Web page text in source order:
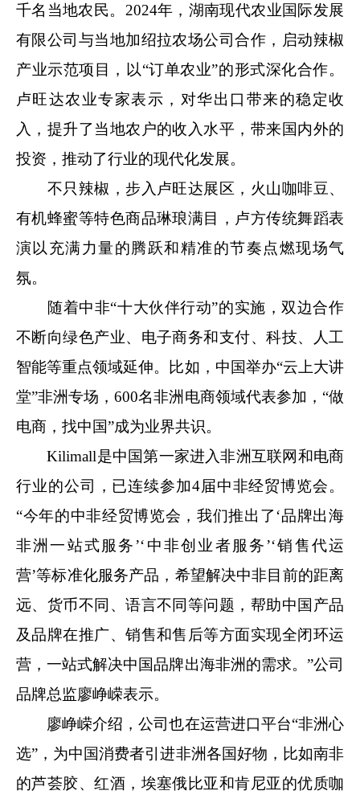
千名当地农民。2024年，湖南现代农业国际发展
有限公司与当地加绍拉农场公司合作，启动辣椒
产业示范项目，以“订单农业”的形式深化合作。
卢旺达农业专家表示，对华出口带来的稳定收
入，提升了当地农户的收入水平，带来国内外的
投资，推动了行业的现代化发展。
不只辣椒，步入卢旺达展区，火山咖啡豆、
有机蜂蜜等特色商品琳琅满目，卢方传统舞蹈表
演以充满力量的腾跃和精准的节奏点燃现场气
氛。
随着中非“十大伙伴行动”的实施，双边合作
不断向绿色产业、电子商务和支付、科技、人工
智能等重点领域延伸。比如，中国举办“云上大讲
堂”非洲专场，600名非洲电商领域代表参加，“做
电商，找中国”成为业界共识。
Kilimall是中国第一家进入非洲互联网和电商
行业的公司，已连续参加4届中非经贸博览会。
“今年的中非经贸博览会，我们推出了‘品牌出海
非洲一站式服务’‘中非创业者服务’‘销售代运
营’等标准化服务产品，希望解决中非目前的距离
远、货币不同、语言不同等问题，帮助中国产品
及品牌在推广、销售和售后等方面实现全闭环运
营，一站式解决中国品牌出海非洲的需求。”公司
品牌总监廖峥嵘表示。
廖峥嵘介绍，公司也在运营进口平台“非洲心
选”，为中国消费者引进非洲各国好物，比如南非
的芦荟胶、红酒，埃塞俄比亚和肯尼亚的优质咖